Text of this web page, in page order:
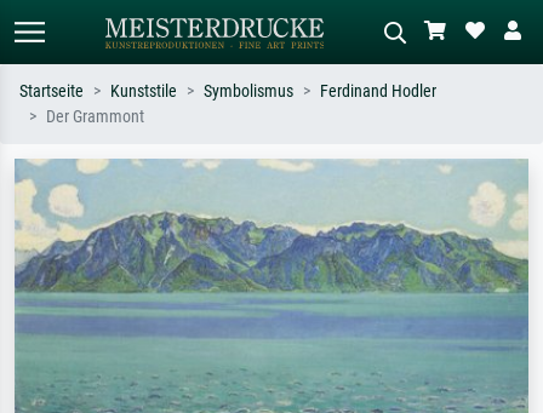
Suchen Sie nach Künstlern, Werktiteln
oder Stilen – z.B. Monet,
Sternennacht, Impressionismus, Welle
Hokusai, Akt.
Beschreiben Sie die Szene – z.B. Grüne
Wiese, Abstrakt mit viel Rot, Dunkles
Ölgemälde, Stehender Akt neben einem
Baum.
Startseite Kunststile Symbolismus
Ferdinand Hodler
Der Grammont